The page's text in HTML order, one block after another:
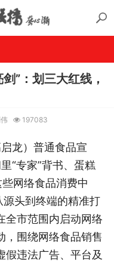
”：划三大红线，
197083
龙）普通食品宣
“专家”背书、蛋糕
网络食品消费中
源头到终端的精准打
全市范围内启动网络
，围绕网络食品销售
假违法广告、平台及